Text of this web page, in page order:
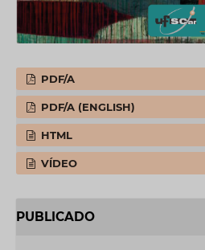
PDF/A
PDF/A (ENGLISH)
HTML
VÍDEO
PUBLICADO